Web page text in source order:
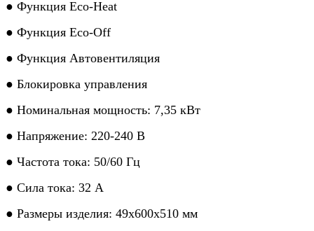
● Функция Eco-Heat
● Функция Eco-Off
● Функция Автовентиляция
● Блокировка управления
● Номинальная мощность: 7,35 кВт
● Напряжение: 220-240 В
● Частота тока: 50/60 Гц
● Сила тока: 32 А
● Размеры изделия: 49x600x510 мм